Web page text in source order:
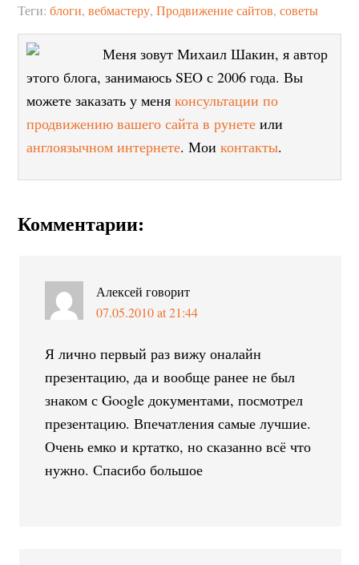
Теги:блоги,вебмастеру,Продвижение сайтов,советы
Меня зовут Михаил Шакин, я автор
этого блога, занимаюсь SEO с 2006 года. Вы
можете заказать у меняконсультации по
продвижению вашего сайта в рунете или
англоязычном интернете. Моиконтакты.
Комментарии:
Алексей говорит
07.05.2010 at 21:44
Я лично первый раз вижу оналайн
презентацию, да и вообще ранее не был
знаком с Google документами, посмотрел
презентацию. Впечатления самые лучшие.
Очень емко и кртатко, но сказанно всё что
нужно. Спасибо большое